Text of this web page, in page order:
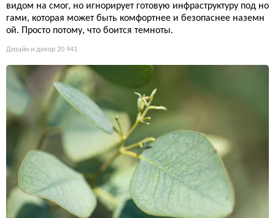
видом на смог, но игнорирует готовую инфраструктуру под но
гами, которая может быть комфортнее и безопаснее наземн
ой. Просто потому, что боится темноты.
Дизайн и декор 20 941